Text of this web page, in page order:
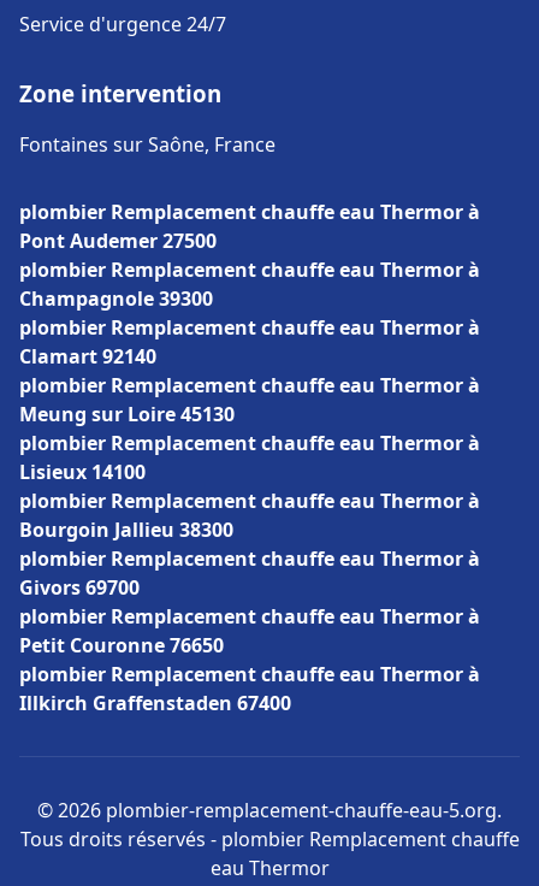
Service d'urgence 24/7
Zone intervention
Fontaines sur Saône, France
plombier Remplacement chauffe eau Thermor à
Pont Audemer 27500
plombier Remplacement chauffe eau Thermor à
Champagnole 39300
plombier Remplacement chauffe eau Thermor à
Clamart 92140
plombier Remplacement chauffe eau Thermor à
Meung sur Loire 45130
plombier Remplacement chauffe eau Thermor à
Lisieux 14100
plombier Remplacement chauffe eau Thermor à
Bourgoin Jallieu 38300
plombier Remplacement chauffe eau Thermor à
Givors 69700
plombier Remplacement chauffe eau Thermor à
Petit Couronne 76650
plombier Remplacement chauffe eau Thermor à
Illkirch Graffenstaden 67400
© 2026 plombier-remplacement-chauffe-eau-5.org.
Tous droits réservés - plombier Remplacement chauffe
eau Thermor